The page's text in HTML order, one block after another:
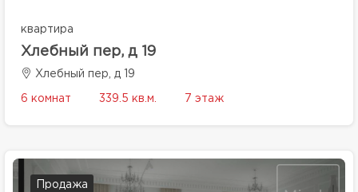
квартира
Хлебный пер, д 19
Хлебный пер, д 19
6 комнат 339.5 кв.м. 7 этаж
Продажа